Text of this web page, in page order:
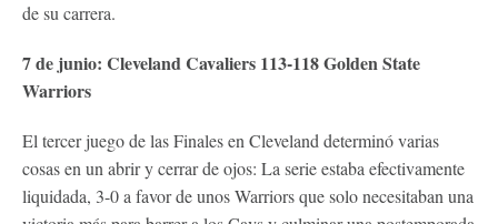
de su carrera.
7 de junio: Cleveland Cavaliers 113-118 Golden State
Warriors
El tercer juego de las Finales en Cleveland determinó varias
cosas en un abrir y cerrar de ojos: La serie estaba efectivamente
liquidada, 3-0 a favor de unos Warriors que solo necesitaban una